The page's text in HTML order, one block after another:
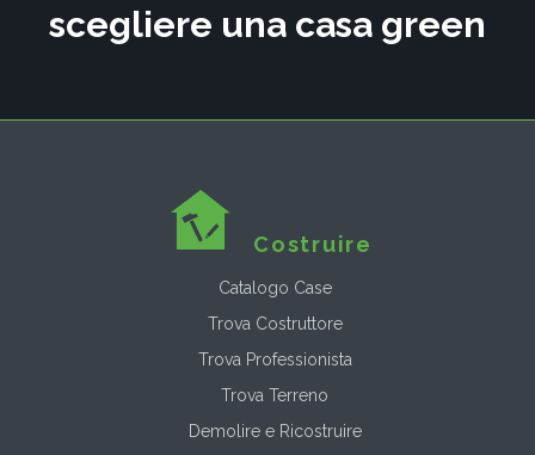
scegliere una casa green
Costruire
Catalogo Case
Trova Costruttore
Trova Professionista
Trova Terreno
Demolire e Ricostruire